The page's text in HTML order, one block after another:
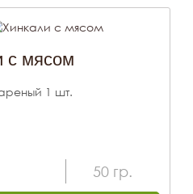
с мясом
1 шт.
50 гр.